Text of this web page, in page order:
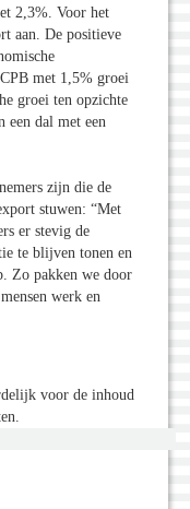
2,3%. Voor het
aan. De positieve
met 1,5% groei
groei ten opzichte
een dal met een
zijn die de
stuwen: “Met
er stevig de
te blijven tonen en
Zo pakken we door
werk en
voor de inhoud